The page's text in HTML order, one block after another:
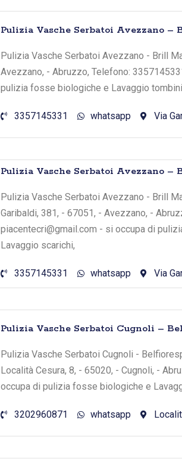
Pulizia Vasche Serbatoi Avezzano –
Pulizia Vasche Serbatoi Avezzano - Brill
Avezzano, - Abruzzo, Telefono:
pulizia fosse biologiche e Lavaggio
3357145331 whatsapp Via
Pulizia Vasche Serbatoi Avezzano
Pulizia Vasche Serbatoi Avezzano - Brill
Garibaldi, 381, - 67051, - Avezzano, -
piacentecri@gmail.com - si occupa di
Lavaggio scarichi,
3357145331 whatsapp Via
Pulizia Vasche Serbatoi Cugnoli –
Pulizia Vasche Serbatoi Cugnoli -
Località Cesura, 8, - 65020, - Cugnoli, -
occupa di pulizia fosse biologiche e
3202960871 whatsapp